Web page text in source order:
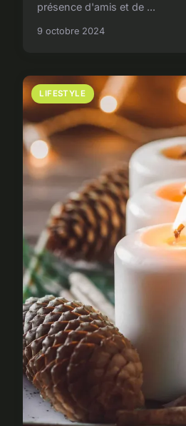
présence d'amis et de ...
9 octobre 2024
LIFESTYLE